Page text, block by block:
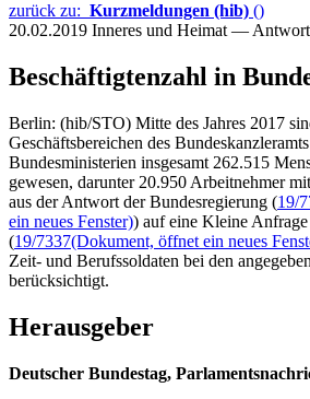
zurück zu: Kurzmeldungen (hib) ()
20.02.2019 Inneres und Heimat —
Beschäftigtenzahl in
Berlin: (hib/STO) Mitte des Jahres 2017
Geschäftsbereichen des
Bundesministerien insgesamt 262.515
gewesen, darunter 20.950 Arbeitnehmer
aus der Antwort der Bundesregierung (19/
ein neues Fenster)) auf eine Kleine
(19/7337(Dokument, öffnet ein neues
Zeit- und Berufssoldaten bei den
berücksichtigt.
Herausgeber
Deutscher Bundestag,